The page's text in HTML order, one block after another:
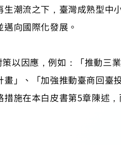
潮流之下，臺灣成熟型中
向國際化發展。
以因應，例如：「推動三
」、「加強推動臺商回臺
施在本白皮書第5章陳述